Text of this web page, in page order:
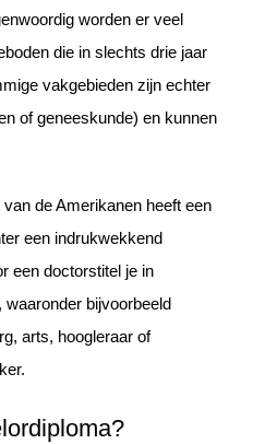
worden er veel
die in slechts drie jaar
vakgebieden zijn echter
of geneeskunde) en kunnen
de Amerikanen heeft een
een indrukwekkend
een doctorstitel je in
bijvoorbeeld
arts, hoogleraar of